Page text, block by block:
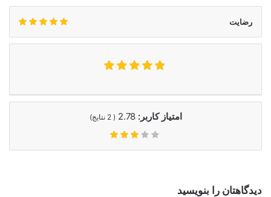
رضایت
امتیاز کاربر:2.78
(
2 نتایج)
دیدگاهتان را بنویسید